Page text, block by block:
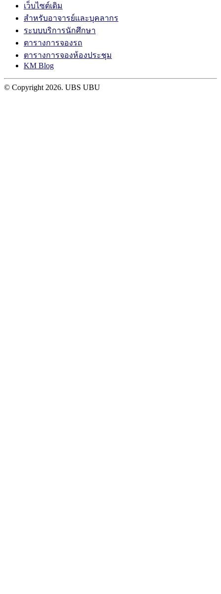
เว็บไซต์เดิม
สำหรับอาจารย์และบุคลากร
ระบบบริการนักศึกษา
ตารางการจองรถ
ตารางการจองห้องประชุม
KM Blog
© Copyright 2026. UBS UBU